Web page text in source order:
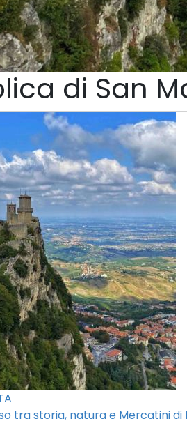
di San
tra storia, natura e Mercatini di